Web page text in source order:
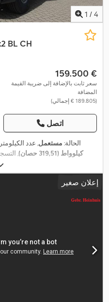
1 / 4
BL CH
‏159.500 €
سعر ثابت بالإضافة إلى ضريبة القيمة
المضافة
(‏189.805 € إجمالي)
اتصل
الحالة: مستعمل, عدد
كيلوواط (319,51 حصان)
,
,
, نوع التروس:تلقائي, معدات:
إعلان صغير